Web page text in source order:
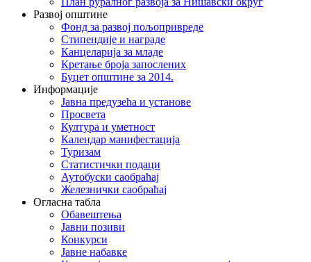
Развој општине
Фонд за развој пољопривреде
Стипендије и награде
Канцеларија за младе
Кретање броја запослених
Буџет општине за 2014.
Информације
Јавна предузећа и установе
Просвета
Култура и уметност
Календар манифестација
Туризам
Статистички подаци
Аутобуски саобраћај
Железнички саобраћај
Огласна табла
Обавештења
Јавни позиви
Конкурси
Јавне набавке